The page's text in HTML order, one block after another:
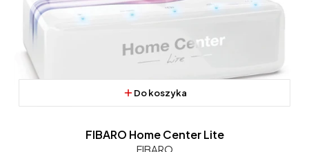
Do koszyka
FIBARO Home Center Lite
FIBARO